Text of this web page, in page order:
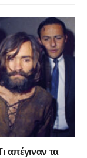
απέγιναν τα